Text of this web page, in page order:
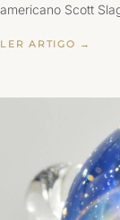
americano Scott
LER ARTIGO →